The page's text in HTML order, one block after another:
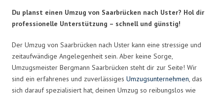
Du planst einen Umzug von Saarbrücken nach Uster? Hol dir
professionelle Unterstützung – schnell und günstig!
Der Umzug von Saarbrücken nach Uster kann eine stressige und
zeitaufwändige Angelegenheit sein. Aber keine Sorge,
Umzugsmeister Bergmann Saarbrücken steht dir zur Seite! Wir
sind ein erfahrenes und zuverlässiges Umzugsunternehmen, das
sich darauf spezialisiert hat, deinen Umzug so reibungslos wie